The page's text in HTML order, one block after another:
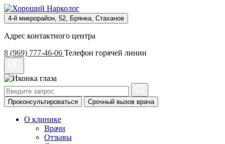
4-й микрорайон, 52, Брянка, Стаханов
Адрес контактного центра
8 (969) 777-46-06 Телефон горячей линии
Проконсультироваться Срочный вызов врача
О клинике
Врачи
Отзывы